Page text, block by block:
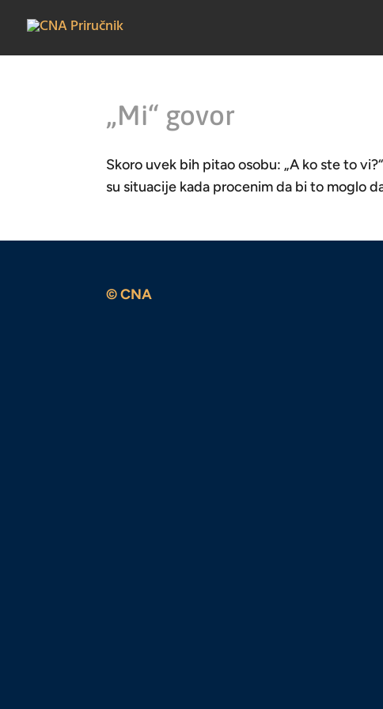
„Mi“ govor
Skoro uvek bih pitao osobu: „A ko ste to
su situacije kada procenim da bi to moglo
© CNA